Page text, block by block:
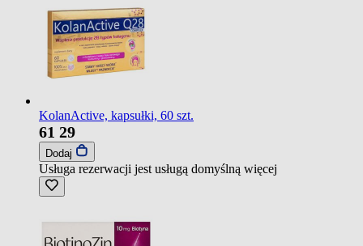
KolanActive, kapsułki, 60 szt.
61 29
Dodaj
Usługa rezerwacji jest usługą domyślną więcej